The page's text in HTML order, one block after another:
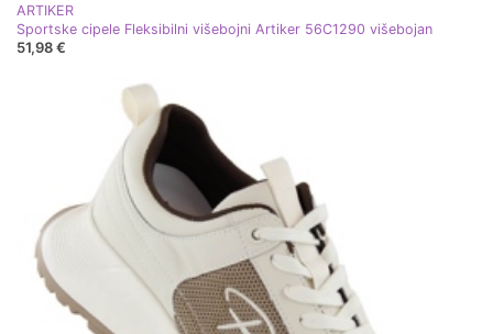
ARTIKER
Sportske cipele Fleksibilni višebojni Artiker 56C1290 višebojan
51,98 €